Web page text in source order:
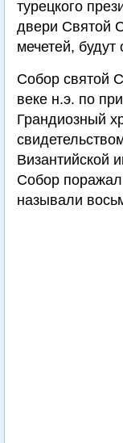
турецкого
двери Святой
мечетей,
Собор святой
веке н.э. по
Грандиозный
Византийской
Собор
называли